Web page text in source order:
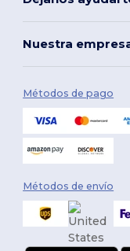
Nuestra
Métodos de pago
Métodos de envío